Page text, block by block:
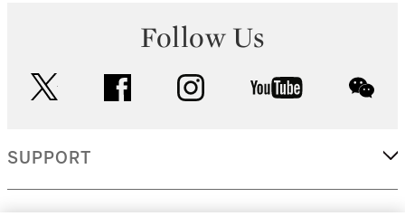
Follow Us
facebook instagram youtube
SUPPORT